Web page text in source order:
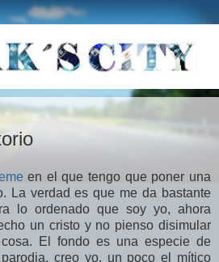
en el que tengo que poner una
La verdad es que me da bastante
lo ordenado que soy yo, ahora
un cristo y no pienso disimular
El fondo es una especie de
creo yo, un poco el mítico